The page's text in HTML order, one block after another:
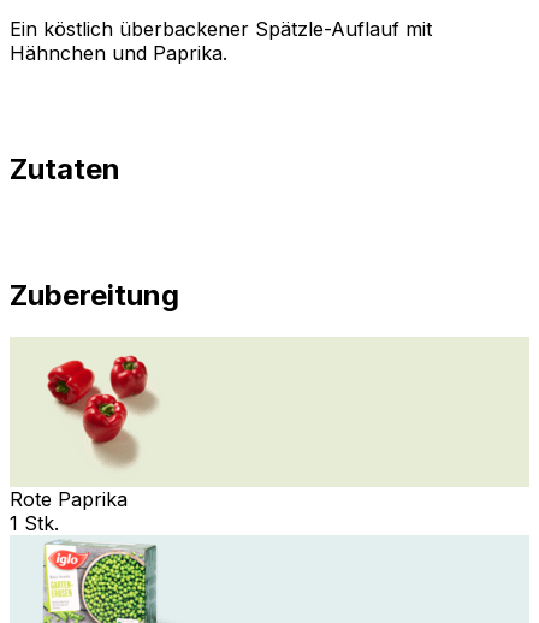
Ein köstlich überbackener Spätzle-Auflauf mit
Hähnchen und Paprika.
Zutaten
Zubereitung
Rote Paprika
1 Stk.